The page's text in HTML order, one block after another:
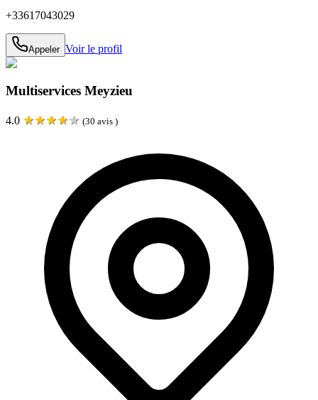
+33617043029
Appeler Voir le profil
Multiservices Meyzieu
4.0 ★★★★★ (30 avis )